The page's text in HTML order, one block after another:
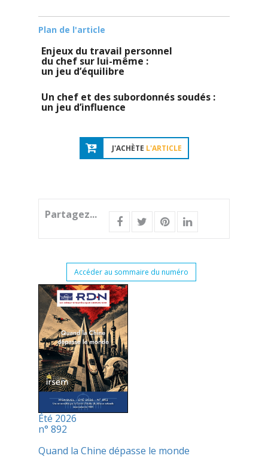
Plan de l'article
Enjeux du travail personnel
du chef sur lui-même :
un jeu d’équilibre
Un chef et des subordonnés soudés :
un jeu d’influence
J'ACHÈTE L'ARTICLE
Partagez...
Accéder au sommaire du numéro
Été 2026
n° 892
Quand la Chine dépasse le monde